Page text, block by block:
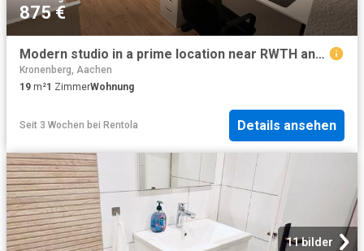
875 €
Modern studio in a prime location near RWTH and the city centre, Aachen Amsterdam Apartments for Rent
Kronenberg, Aachen
19 m²1 ZimmerWohnung
Seit 3 Wochen bei Rentola Details ansehen
11 bilder